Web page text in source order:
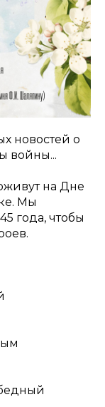
новостей о
войны...
на Дне
Мы
года, чтобы